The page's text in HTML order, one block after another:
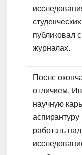
публиковал
журналах.
После
отличием,
научную
работать